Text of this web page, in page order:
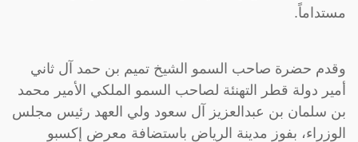
مستداماً.
وقدم حضرة صاحب السمو الشيخ تميم بن حمد آل ثاني
أمير دولة قطر التهنئة لصاحب السمو الملكي الأمير محمد
بن سلمان بن عبدالعزيز آل سعود ولي العهد رئيس مجلس
الوزراء، بفوز مدينة الرياض باستضافة معرض إكسبو